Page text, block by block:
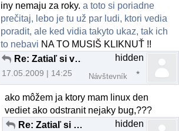
iny nemaju za roky.a toto si poriadne
prečitaj, lebo je tu už par ludi, ktori vedia
poradit, ale ked vidia takyto ukaz, tak ich
to nebavi NA TO MUSIŠ KLIKNUŤ !!
Re: Zatiaľ si vyskúšaj aj iné distrá ...
17.05.2009 | 14:25
hidden
Návštevník
ako môžem ja ktory mam linux den
vediet ako odstranit nejaky bug,???
Re: Zatiaľ si vyskúšaj aj iné distrá ...
hidden